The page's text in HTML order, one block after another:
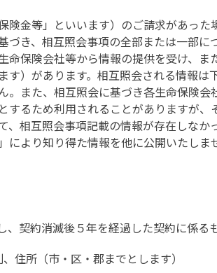
険金等」といいます）のご請求があっ
づき、相互照会事項の全部または一部
命保険会社等から情報の提供を受け、
す）があります。相互照会される情報
。また、相互照会に基づき各生命保険
するため利用されることがありますが
、相互照会事項記載の情報が存在しな
より知り得た情報を他に公開いたしま
契約消滅後５年を経過した契約に係る
住所（市・区・郡までとします）